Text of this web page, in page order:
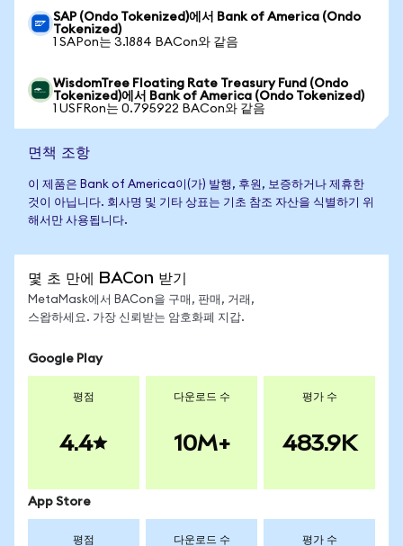
SAP (Ondo Tokenized)에서 Bank of America (Ondo
Tokenized)
1 SAPon는 3.1884 BACon와 같음
WisdomTree Floating Rate Treasury Fund (Ondo
Tokenized)에서 Bank of America (Ondo Tokenized)
1 USFRon는 0.795922 BACon와 같음
면책 조항
이 제품은 Bank of America이(가) 발행, 후원, 보증하거나 제휴한
것이 아닙니다. 회사명 및 기타 상표는 기초 참조 자산을 식별하기 위
해서만 사용됩니다.
몇 초 만에 BACon 받기
MetaMask에서 BACon을 구매, 판매, 거래,
스왑하세요. 가장 신뢰받는 암호화폐 지갑.
Google Play
평점
4.4
다운로드 수
10M+
평가 수
483.9K
App Store
평점 다운로드 수 평가 수